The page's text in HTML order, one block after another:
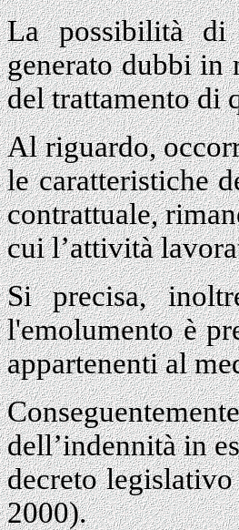
La possibilità di
generato dubbi in
del trattamento di
Al riguardo,
le caratteristiche
contrattuale,
cui l’attività
Si precisa,
l'emolumento è
appartenenti al
dell’indennità in
decreto
2000).